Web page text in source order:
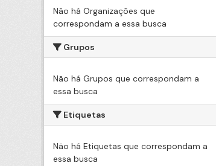
Não há Organizações que
correspondam a essa busca
Grupos
Não há Grupos que correspondam a
essa busca
Etiquetas
Não há Etiquetas que correspondam a
essa busca